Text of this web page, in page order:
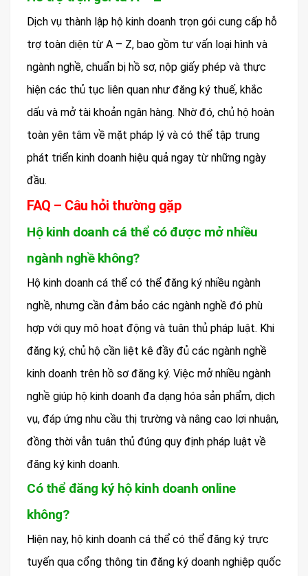
Dịch vụ thành lập hộ kinh doanh trọn gói cung cấp hỗ
trợ toàn diện từ A – Z, bao gồm tư vấn loại hình và
ngành nghề, chuẩn bị hồ sơ, nộp giấy phép và thực
hiện các thủ tục liên quan như đăng ký thuế, khắc
dấu và mở tài khoản ngân hàng. Nhờ đó, chủ hộ hoàn
toàn yên tâm về mặt pháp lý và có thể tập trung
phát triển kinh doanh hiệu quả ngay từ những ngày
đầu.
FAQ – Câu hỏi thường gặp
Hộ kinh doanh cá thể có được mở nhiều
ngành nghề không?
Hộ kinh doanh cá thể có thể đăng ký nhiều ngành
nghề, nhưng cần đảm bảo các ngành nghề đó phù
hợp với quy mô hoạt động và tuân thủ pháp luật. Khi
đăng ký, chủ hộ cần liệt kê đầy đủ các ngành nghề
kinh doanh trên hồ sơ đăng ký. Việc mở nhiều ngành
nghề giúp hộ kinh doanh đa dạng hóa sản phẩm, dịch
vụ, đáp ứng nhu cầu thị trường và nâng cao lợi nhuận,
đồng thời vẫn tuân thủ đúng quy định pháp luật về
đăng ký kinh doanh.
Có thể đăng ký hộ kinh doanh online
không?
Hiện nay, hộ kinh doanh cá thể có thể đăng ký trực
tuyến qua cổng thông tin đăng ký doanh nghiệp quốc